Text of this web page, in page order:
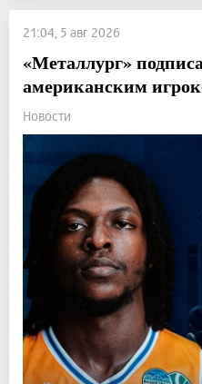
21:04, 5 авг 2026
«Металлург»
американским
Новости